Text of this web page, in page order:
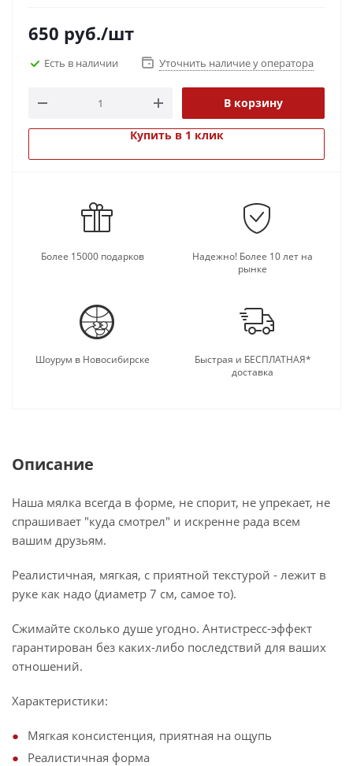
650 руб./шт
Есть в наличии Уточнить наличие у оператора
В корзину
Купить в 1 клик
Более 15000 подарков
Надежно! Более 10 лет на
рынке
Шоурум в Новосибирске
Быстрая и БЕСПЛАТНАЯ*
доставка
Описание
Наша мялка всегда в форме, не спорит, не упрекает, не
спрашивает "куда смотрел" и искренне рада всем
вашим друзьям.
Реалистичная, мягкая, с приятной текстурой - лежит в
руке как надо (диаметр 7 см, самое то).
Сжимайте сколько душе угодно. Антистресс-эффект
гарантирован без каких-либо последствий для ваших
отношений.
Характеристики:
Мягкая консистенция, приятная на ощупь
Реалистичная форма